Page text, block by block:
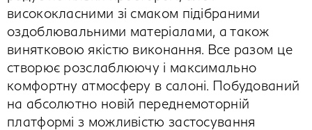
висококласними зі смаком підібраними
оздоблювальними матеріалами, а також
винятковою якістю виконання. Все разом це
створює розслаблюючу і максимально
комфортну атмосферу в салоні. Побудований
на абсолютно новій переднемоторній
платформі з можливістю застосування